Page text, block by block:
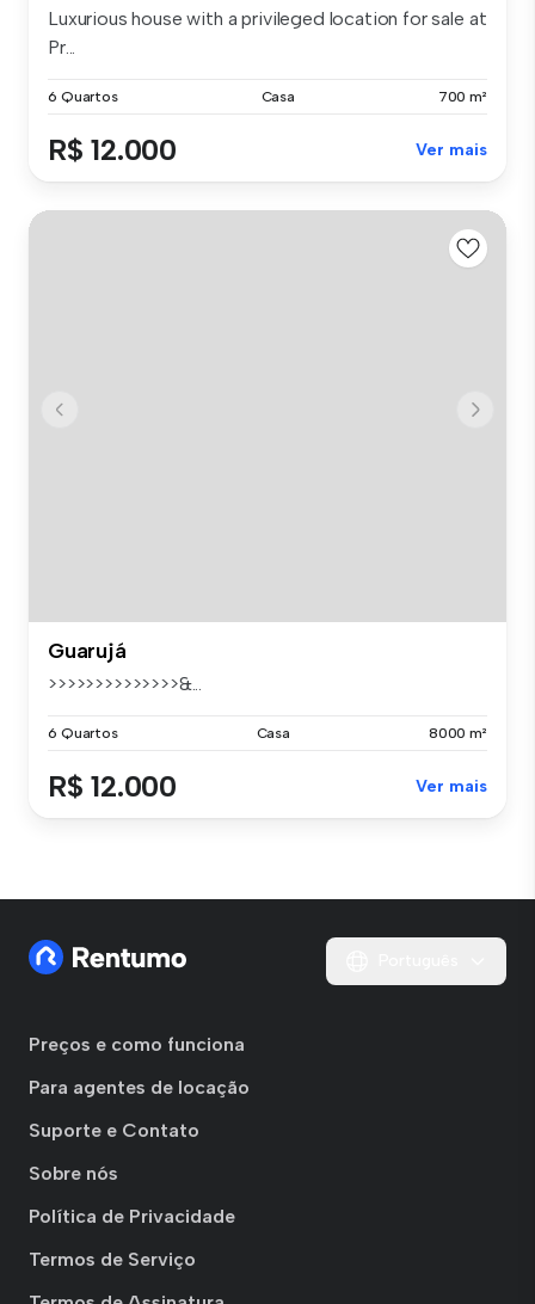
Luxurious house with a privileged location for sale at
Pr...
6 Quartos Casa 700 m²
R$ 12.000 Ver mais
Guarujá
>>>>>>>>>>>>>>&...
6 Quartos Casa 8000 m²
R$ 12.000 Ver mais
Preços e como funciona
Para agentes de locação
Suporte e Contato
Sobre nós
Política de Privacidade
Termos de Serviço